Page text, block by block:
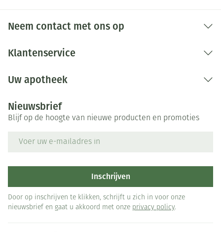
Neem contact met ons op
Klantenservice
Uw apotheek
Nieuwsbrief
Blijf op de hoogte van nieuwe producten en promoties
Inschrijven
Door op inschrijven te klikken, schrijft u zich in voor onze
nieuwsbrief en gaat u akkoord met onze privacy policy.